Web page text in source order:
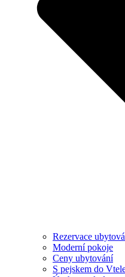
Rezervace
Moderní pokoje
Ceny ubytování
S pejskem do